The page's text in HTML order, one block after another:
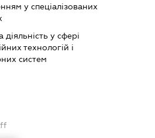
у спеціалізованих
діяльність у сфері
технологій і
систем